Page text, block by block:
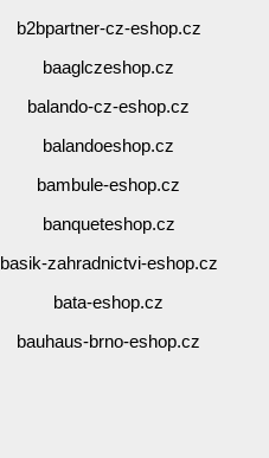
b2bpartner-cz-eshop.cz
baaglczeshop.cz
balando-cz-eshop.cz
balandoeshop.cz
bambule-eshop.cz
banqueteshop.cz
basik-zahradnictvi-eshop.cz
bata-eshop.cz
bauhaus-brno-eshop.cz